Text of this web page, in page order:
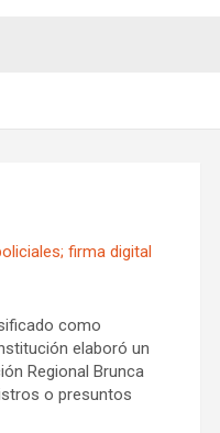
firma digital
como
elaboró un
Regional Brunca
o presuntos